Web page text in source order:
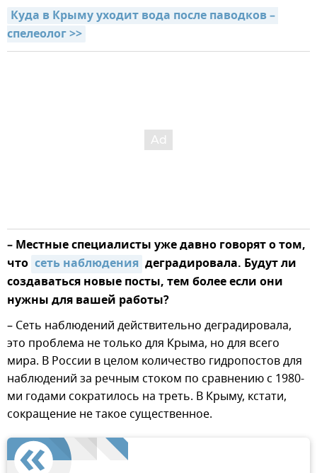
Куда в Крыму уходит вода после паводков –
спелеолог >>
– Местные специалисты уже давно говорят о том,
что сеть наблюдения деградировала. Будут ли
создаваться новые посты, тем более если они
нужны для вашей работы?
– Сеть наблюдений действительно деградировала,
это проблема не только для Крыма, но для всего
мира. В России в целом количество гидропостов для
наблюдений за речным стоком по сравнению с 1980-
ми годами сократилось на треть. В Крыму, кстати,
сокращение не такое существенное.